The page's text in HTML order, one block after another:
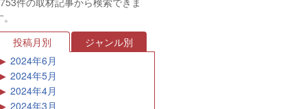
2024年5月
2024年3月
2024年2月
2024年1月
2023年12月
2023年11月